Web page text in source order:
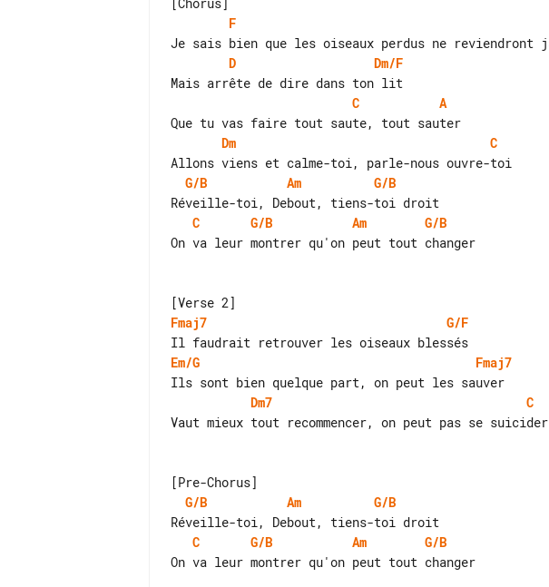
F
D
Dm/F
C
A
Dm
C
G/B
Am
G/B
C
G/B Am
G/B
On va leur montrer qu'on peut tout changer
Fmaj7
G/F
Em/G
Fmaj7
Dm7
C
Vaut mieux tout recommencer, on peut pas se suicider
G/B
Am
G/B
C
G/B Am
G/B
On va leur montrer qu'on peut tout changer